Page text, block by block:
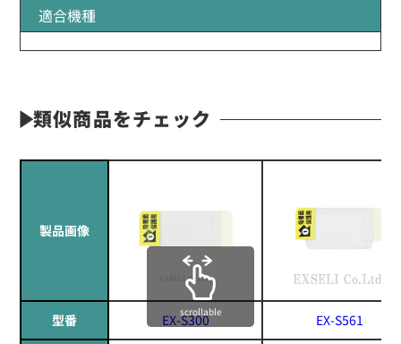
適合機種
類似商品をチェック
製品画像
型番 EX-S300 EX-S561
scrollable